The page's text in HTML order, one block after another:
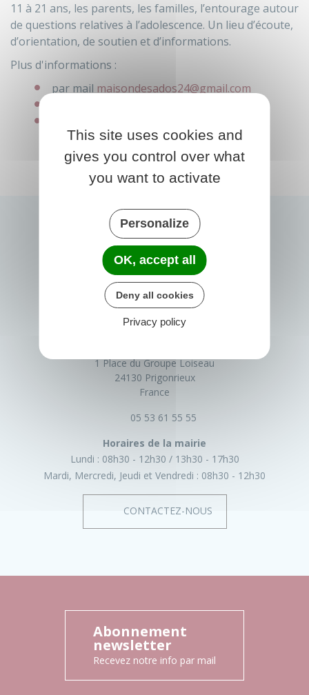
11 à 21 ans, les parents, les familles, l’entourage autour
de questions relatives à l’adolescence. Un lieu d’écoute,
d’orientation, de soutien et d’informations.
Plus d'informations :
par mail maisondesados24@gmail.com
1 Place du Groupe Loiseau
24130 Prigonrieux
France
05 53 61 55 55
Horaires de la mairie
Lundi : 08h30 - 12h30
13h30 - 17h30
Mardi, Mercredi, Jeudi et Vendredi : 08h30 - 12h30
CONTACTEZ-NOUS
Abonnement
newsletter
Recevez notre info par mail
This site uses cookies and
gives you control over what
you want to activate
Personalize
OK, accept all
Deny all cookies
Privacy policy